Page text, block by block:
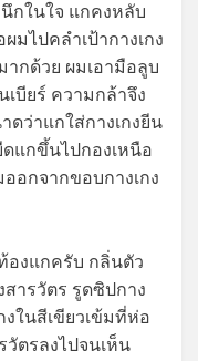
นึกในใจ แกคงหลับ
มไปคลำเป้ากางเกง
กด้วย ผมเอามือลูบ
เบียร์ ความกล้าจึง
ดว่าแกใส่กางเกงยีน
แกขึ้นไปกองเหนือ
อกจากขอบกางเกง
องแกครับ กลิ่นตัว
ารวัตร รูดซิปกาง
งในสีเขียวเข้มที่ห่อ
วัตรลงไปจนเห็น